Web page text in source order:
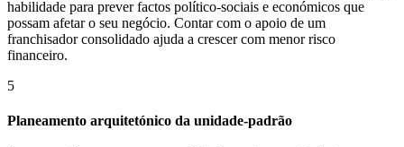
habilidade para prever factos político-sociais e económicos que
possam afetar o seu negócio. Contar com o apoio de um
franchisador consolidado ajuda a crescer com menor risco
financeiro.
5
Planeamento arquitetónico da unidade-padrão